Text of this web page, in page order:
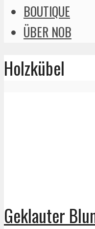
BOUTIQUE
ÜBER NOB
Holzkübel
Geklauter